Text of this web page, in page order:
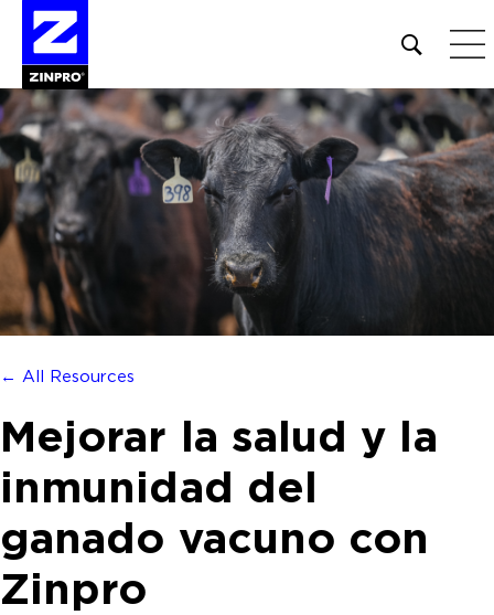
Open
site
search
form
Buscar:
← All Resources
Mejorar la salud y la
inmunidad del
ganado vacuno con
Zinpro